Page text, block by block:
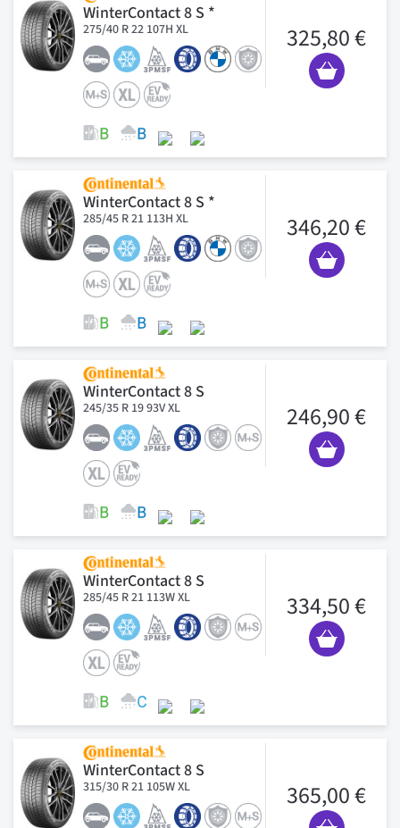
WinterContact 8 S *
275/40 R 22 107H XL 325,80 €
WinterContact 8 S *
285/45 R 21 113H XL 346,20 €
WinterContact 8 S
245/35 R 19 93V XL 246,90 €
WinterContact 8 S
285/45 R 21 113W XL 334,50 €
WinterContact 8 S
315/30 R 21 105W XL 365,00 €